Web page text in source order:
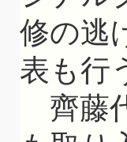
修の逃
表も行
齊藤